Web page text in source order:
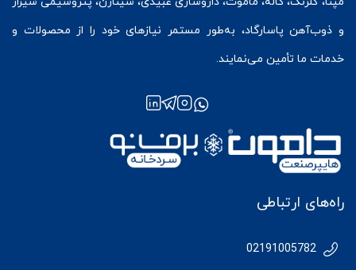
و ذوب‌آهن پاسارگاد، به‌طور مستمر نیازهای خود را از محصولات و
خدمات ما تأمین می‌نمایند.
راه‌های ارتباطی
02191005782